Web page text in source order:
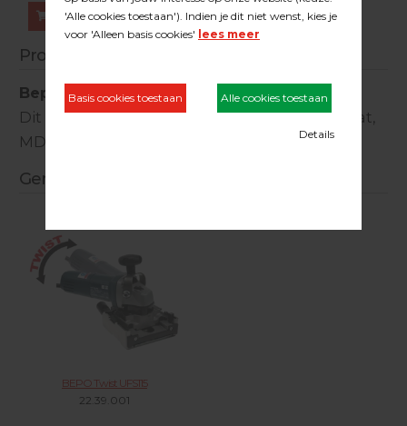
Bestellen
Productinformatie
Bepo HW zaagblad 16T t.b.v. UFS115
Dit 16 tands zaagblad is geschikt voor laminaat,
MDF of spaanplaat.
Gerelateerde producten
BEPO Twist UFS115
22.39.001